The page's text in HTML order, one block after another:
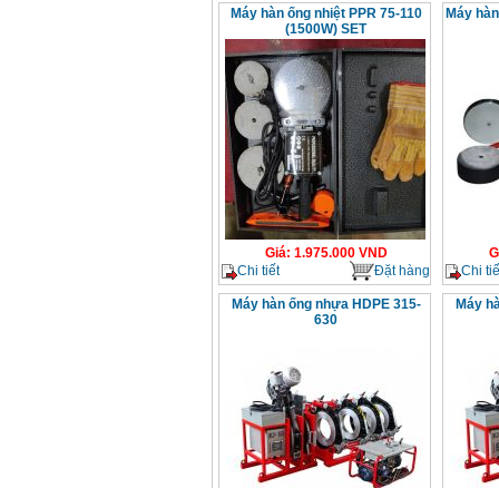
Máy hàn ống nhiệt PPR 75-110
(1500W) SET
Giá: 1.975.000VND
Chi tiết
Đặt hàng
Máy
Chi
Máy hàn ống nhựa HDPE 315-
630
Máy